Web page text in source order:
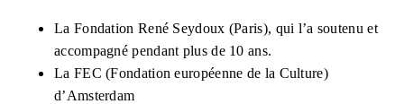
La Fondation René Seydoux (Paris), qui l’a soutenu et
accompagné pendant plus de 10 ans.
La FEC (Fondation européenne de la Culture)
d’Amsterdam